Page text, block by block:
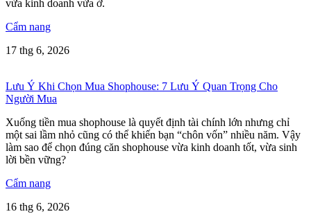
vừa kinh doanh vừa ở.
Cẩm nang
17 thg 6, 2026
Lưu Ý Khi Chọn Mua Shophouse: 7 Lưu Ý Quan Trọng Cho
Người Mua
Xuống tiền mua shophouse là quyết định tài chính lớn nhưng chỉ
một sai lầm nhỏ cũng có thể khiến bạn “chôn vốn” nhiều năm. Vậy
làm sao để chọn đúng căn shophouse vừa kinh doanh tốt, vừa sinh
lời bền vững?
Cẩm nang
16 thg 6, 2026